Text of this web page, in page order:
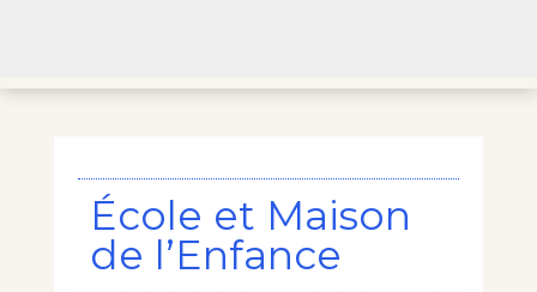
École et Maison
de l’Enfance